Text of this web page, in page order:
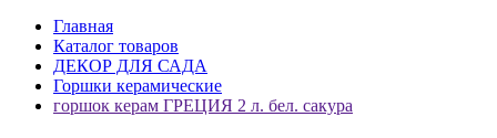
Главная
Каталог товаров
ДЕКОР ДЛЯ САДА
Горшки керамические
горшок керам ГРЕЦИЯ 2 л. бел. сакура